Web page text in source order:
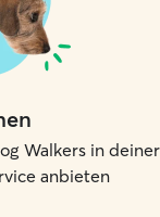
Walkers in deiner
anbieten